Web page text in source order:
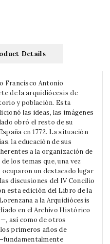
Details
Francisco Antonio
de la arquidiócesis de
y población. Esta
las ideas, las imágenes
obró el resto de su
en 1772. La situación
la educación de sus
a la organización de
los temas que, una vez
un destacado lugar
discusiones del IV Concilio
esta edición del Libro de la
a la Arquidiócesis
en el Archivo Histórico
así como de otros
primeros años de